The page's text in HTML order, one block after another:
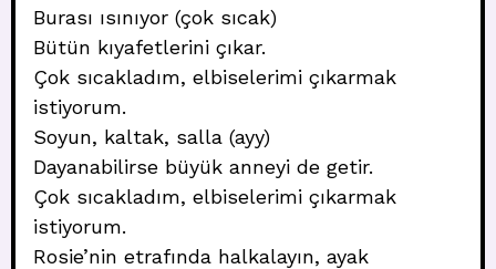
Burası ısınıyor (çok sıcak)
Bütün kıyafetlerini çıkar.
Çok sıcakladım, elbiselerimi çıkarmak
istiyorum.
Soyun, kaltak, salla (ayy)
Dayanabilirse büyük anneyi de getir.
Çok sıcakladım, elbiselerimi çıkarmak
istiyorum.
Rosie’nin etrafında halkalayın, ayak